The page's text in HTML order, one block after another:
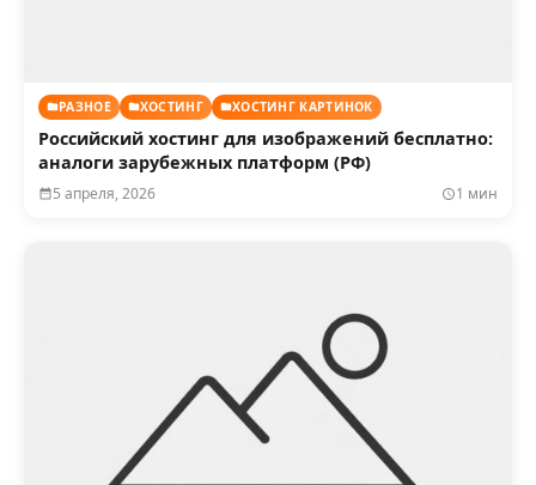
РАЗНОЕ ХОСТИНГ ХОСТИНГ КАРТИНОК
Российский хостинг для изображений бесплатно:
аналоги зарубежных платформ (РФ)
5 апреля, 2026 1 мин